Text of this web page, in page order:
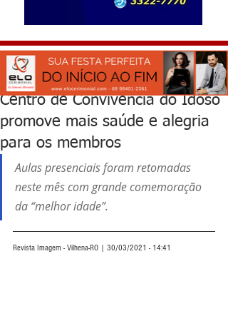
Centro de Convivência do Idoso
promove mais saúde e alegria
para os membros
Aulas presenciais foram retomadas
neste mês com grande comemoração
da “melhor idade”.
Revista Imagem - Vilhena-RO | 30/03/2021 - 14:41